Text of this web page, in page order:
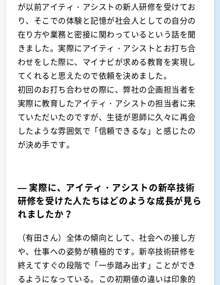
が以前アイティ・アシストの新人研修を受けてお
り、そこでの体験と記憶が社会人としての自分の
在り方や業務と密接に関わっているという話を聞
きました。実際にアイティ・アシストとお打ち合
わせをした際に、マイナビが求める教育を実現し
てくれると思えたので依頼を決めました。
初回のお打ち合わせの際に、弊社の企画担当者を
実際に教育したアイティ・アシストの担当者に来
ていただいたのですが、生徒が恩師に久々に再会
したような雰囲気で「信頼できるな」と感じたの
が決め手です。
— 実際に、アイティ・アシストの新卒技術
研修を受けた人たちはどのような成長が見ら
れましたか？
（有田さん）全体の傾向として、社会への接し方
や、仕事への姿勢が積極的です。新卒技術研修を
終えてすぐの段階で「一歩踏み出す」ことができ
るようになっている。この初期値の違いは印象的